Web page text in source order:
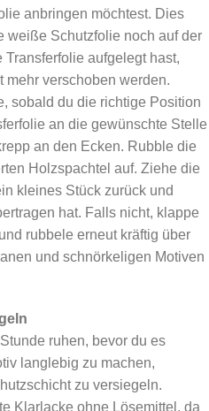
anbringen möchtest. Dies
weiße Schutzfolie noch auf der
aufgelegt hast,
mehr verschoben werden.
sobald du die richtige Position
an die gewünschte Stelle
an den Ecken. Rubble die
Holzspachtel auf. Ziehe die
kleines Stück zurück und
hat. Falls nicht, klappe
rubbele erneut kräftig über
und schnörkeligen Motiven
ruhen, bevor du es
langlebig zu machen,
zu versiegeln.
Klarlacke ohne Lösemittel, da